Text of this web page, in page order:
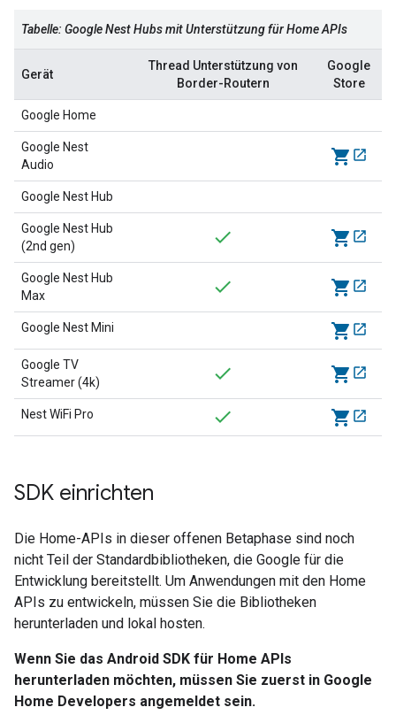
Tabelle: Google Nest Hubs mit Unterstützung für Home APIs
Gerät
Thread Unterstützung von
Border-Routern
Google
Store
Google Home
Google Nest
Audio
shopping_cart
Google Nest Hub
Google Nest Hub
(2nd gen)
shopping_cart
Google Nest Hub
Max
shopping_cart
Google Nest Mini shopping_cart
Google TV
Streamer (4k)
shopping_cart
Nest WiFi Pro shopping_cart
SDK einrichten
Die Home-APIs in dieser offenen Betaphase sind noch
nicht Teil der Standardbibliotheken, die Google für die
Entwicklung bereitstellt. Um Anwendungen mit den Home
APIs zu entwickeln, müssen Sie die Bibliotheken
herunterladen und lokal hosten.
Wenn Sie das Android SDK für Home APIs
herunterladen möchten, müssen Sie zuerst in Google
Home Developers angemeldet sein.